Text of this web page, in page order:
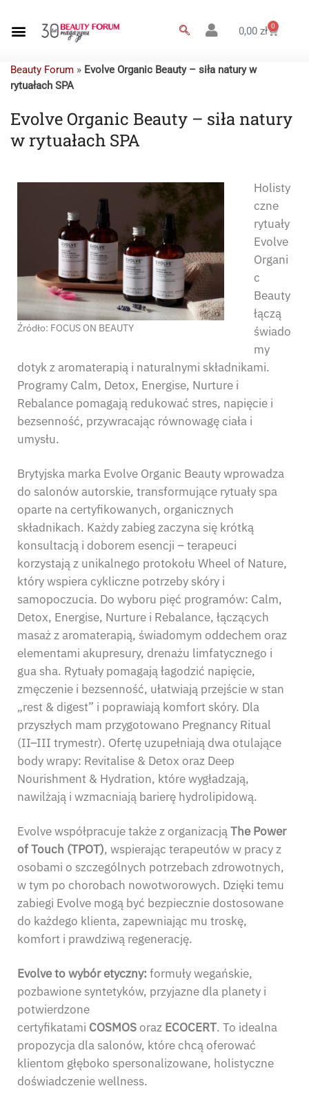
0,00zł 0
Beauty Forum » Evolve Organic Beauty – siła natury w
rytuałach SPA
Evolve Organic Beauty – siła natury
w rytuałach SPA
Źródło: FOCUS ON BEAUTY
Holisty
czne
rytuały
Evolve
Organi
c
Beauty
łączą
świado
my
dotyk z aromaterapią i naturalnymi składnikami.
Programy Calm, Detox, Energise, Nurture i
Rebalance pomagają redukować stres, napięcie i
bezsenność, przywracając równowagę ciała i
umysłu.
Brytyjska marka Evolve Organic Beauty wprowadza
do salonów autorskie, transformujące rytuały spa
oparte na certyfikowanych, organicznych
składnikach. Każdy zabieg zaczyna się krótką
konsultacją i doborem esencji – terapeuci
korzystają z unikalnego protokołu Wheel of Nature,
który wspiera cykliczne potrzeby skóry i
samopoczucia. Do wyboru pięć programów: Calm,
Detox, Energise, Nurture i Rebalance, łączących
masaż z aromaterapią, świadomym oddechem oraz
elementami akupresury, drenażu limfatycznego i
gua sha. Rytuały pomagają łagodzić napięcie,
zmęczenie i bezsenność, ułatwiają przejście w stan
„rest & digest” i poprawiają komfort skóry. Dla
przyszłych mam przygotowano Pregnancy Ritual
(II–III trymestr). Ofertę uzupełniają dwa otulające
body wrapy: Revitalise & Detox oraz Deep
Nourishment & Hydration, które wygładzają,
nawilżają i wzmacniają barierę hydrolipidową.
Evolve współpracuje także z organizacjąThe Power
of Touch (TPOT), wspierając terapeutów w pracy z
osobami o szczególnych potrzebach zdrowotnych,
w tym po chorobach nowotworowych. Dzięki temu
zabiegi Evolve mogą być bezpiecznie dostosowane
do każdego klienta, zapewniając mu troskę,
komfort i prawdziwą regenerację.
Evolve to wybór etyczny:formuły wegańskie,
pozbawione syntetyków, przyjazne dla planety i
potwierdzone
certyfikatami COSMOSoraz ECOCERT. To idealna
propozycja dla salonów, które chcą oferować
klientom głęboko spersonalizowane, holistyczne
doświadczenie wellness.